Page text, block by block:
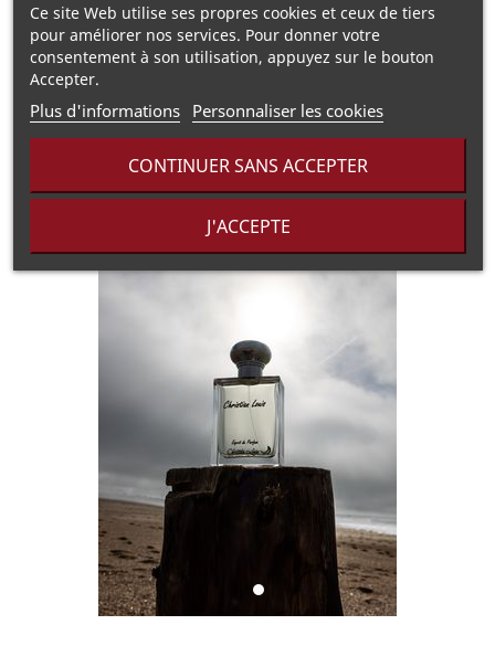
Ce site Web utilise ses propres cookies et ceux de tiers
pour améliorer nos services. Pour donner votre
consentement à son utilisation, appuyez sur le bouton
Accepter.
Plus d'informations Personnaliser les cookies
CONTINUER SANS ACCEPTER
J'ACCEPTE
Le fumet d'un chocolat aphrodisiaque.
Informations Réglementaires
▶